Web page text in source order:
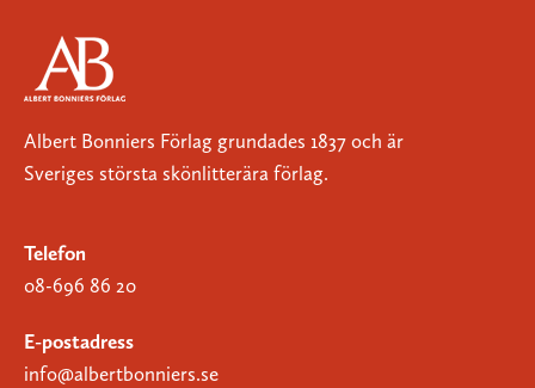
Albert Bonniers Förlag grundades 1837 och är
Sveriges största skönlitterära förlag.
Telefon
08-696 86 20
E-postadress
info@albertbonniers.se